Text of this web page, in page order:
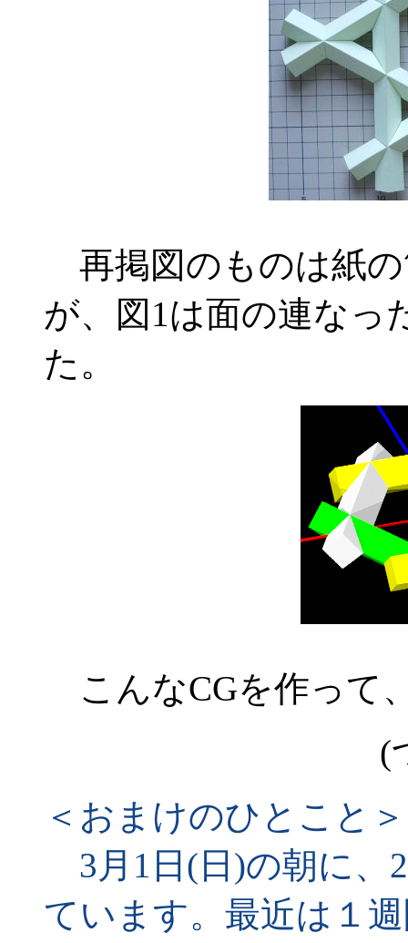
再掲図のものは紙
が、図1は面の連なっ
た。
こんなCGを作って
(
＜おまけのひとこと＞
3月1日(日)の朝に、
ています。最近は１